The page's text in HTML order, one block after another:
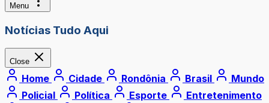
Menu
Notícias Tudo Aqui
Close
Home Cidade Rondônia Brasil
Mundo
Policial
Política Esporte
Entretenimento